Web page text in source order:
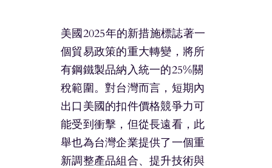
美國2025年的新措施標誌著一
個貿易政策的重大轉變，將所
有鋼鐵製品納入統一的25%關
稅範圍。對台灣而言，短期內
出口美國的扣件價格競爭力可
能受到衝擊，但從長遠看，此
舉也為台灣企業提供了一個重
新調整產品組合、提升技術與